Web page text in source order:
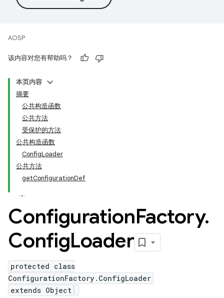
AOSP
该内容对您有帮助吗？
本页内容
摘要
公共构造函数
公共方法
受保护的方法
公共构造函数
ConfigLoader
公共方法
getConfigurationDef
ConfigurationFactory.
ConfigLoader
protected class
ConfigurationFactory.ConfigLoader
extends Object